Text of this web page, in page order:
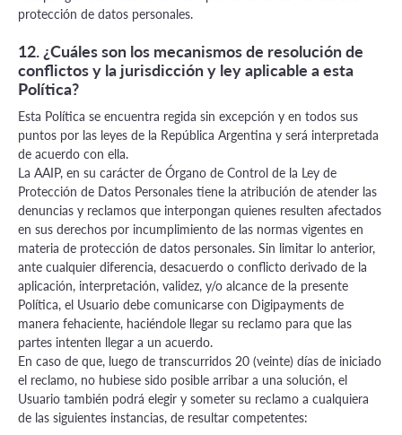
protección de datos personales.
12. ¿Cuáles son los mecanismos de resolución de
conflictos y la jurisdicción y ley aplicable a esta
Política?
Esta Política se encuentra regida sin excepción y en todos sus
puntos por las leyes de la República Argentina y será interpretada
de acuerdo con ella.
La AAIP, en su carácter de Órgano de Control de la Ley de
Protección de Datos Personales tiene la atribución de atender las
denuncias y reclamos que interpongan quienes resulten afectados
en sus derechos por incumplimiento de las normas vigentes en
materia de protección de datos personales. Sin limitar lo anterior,
ante cualquier diferencia, desacuerdo o conflicto derivado de la
aplicación, interpretación, validez, y/o alcance de la presente
Política, el Usuario debe comunicarse con Digipayments de
manera fehaciente, haciéndole llegar su reclamo para que las
partes intenten llegar a un acuerdo.
En caso de que, luego de transcurridos 20 (veinte) días de iniciado
el reclamo, no hubiese sido posible arribar a una solución, el
Usuario también podrá elegir y someter su reclamo a cualquiera
de las siguientes instancias, de resultar competentes: